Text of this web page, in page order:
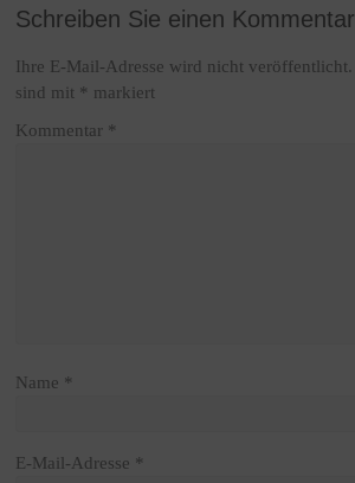
Schreiben Sie einen Kommentar
Ihre E-Mail-Adresse wird nicht veröffentlicht.
sind mit * markiert
Kommentar *
Name *
E-Mail-Adresse *